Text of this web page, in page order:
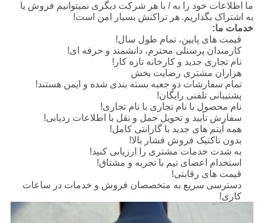
ما اطلاعات خود را به / با هر شرکت دیگری نمیتوانیم فروش یا
به اشتراک بگذاریم. هر تراکنش بسیار امن است!
خدمات ما:
قیمت های پایین، تمام طول سال!
کارمندان پرسنلی محترم، دانشمند و حرفه ای!
نام تجاری جدید و کارخانه تازه کار!
هزاران مشتری رضایت بخش
تمام سفارشات دو جعبه بسته بندی شده و ایمن هستند!
پشتیبانی تلفنی رایگان!
نام محصول با نام تجاری با نام تجاری!
سفارش تأیید و تحویل حمل و نقل با اطلاعات ردیابی!
همه آیتم های جدید با گارانتی کامل!
بدون تاکتیک فروش فشار بالا!
به شدت خدمات مشتری را ارزیابی کنید!
استخدام اعضای تیم با تجربه و مشتاق!
قیمت های رقابتی!
دسترسی سریع به متخصصان فروش و خدمات در ساعات
کاری!